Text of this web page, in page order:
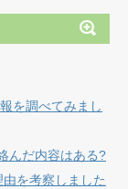
を調べてみまし
んだ内容はある?
を考察しました